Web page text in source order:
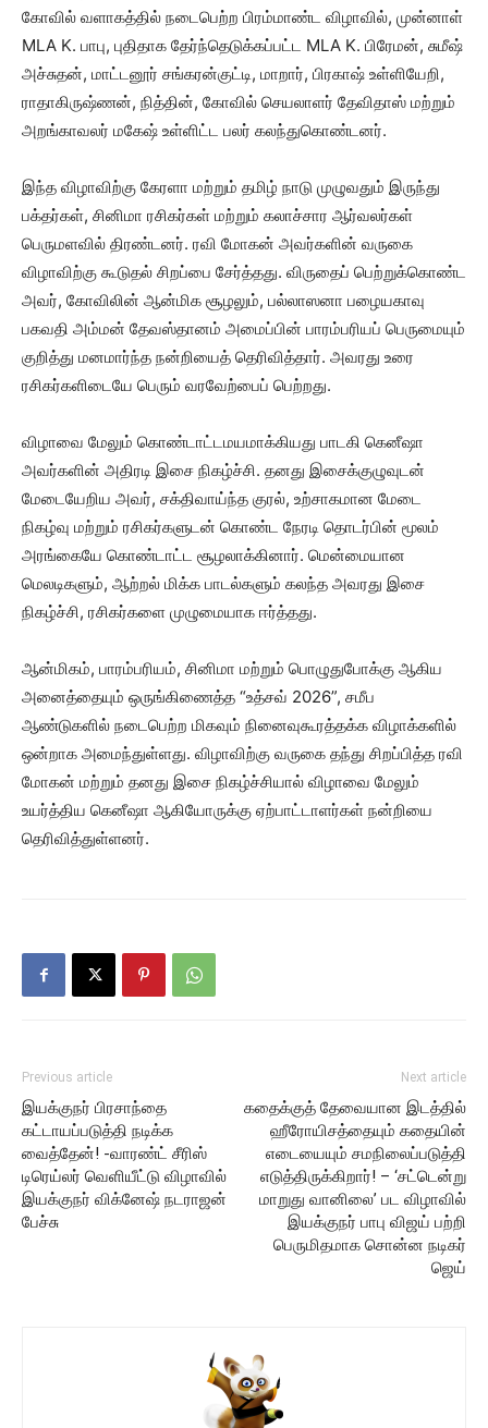
கோவில் வளாகத்தில் நடைபெற்ற பிரம்மாண்ட விழாவில், முன்னாள்
MLA K. பாபு, புதிதாக தேர்ந்தெடுக்கப்பட்ட MLA K. பிரேமன், சுமீஷ்
அச்சுதன், மாட்டனூர் சங்கரன்குட்டி, மாறார், பிரகாஷ் உள்ளியேறி,
ராதாகிருஷ்ணன், நித்தின், கோவில் செயலாளர் தேவிதாஸ் மற்றும்
அறங்காவலர் மகேஷ் உள்ளிட்ட பலர் கலந்துகொண்டனர்.
இந்த விழாவிற்கு கேரளா மற்றும் தமிழ் நாடு முழுவதும் இருந்து
பக்தர்கள், சினிமா ரசிகர்கள் மற்றும் கலாச்சார ஆர்வலர்கள்
பெருமளவில் திரண்டனர். ரவி மோகன் அவர்களின் வருகை
விழாவிற்கு கூடுதல் சிறப்பை சேர்த்தது. விருதைப் பெற்றுக்கொண்ட
அவர், கோவிலின் ஆன்மிக சூழலும், பல்லாஸனா பழையகாவு
பகவதி அம்மன் தேவஸ்தானம் அமைப்பின் பாரம்பரியப் பெருமையும்
குறித்து மனமார்ந்த நன்றியைத் தெரிவித்தார். அவரது உரை
ரசிகர்களிடையே பெரும் வரவேற்பைப் பெற்றது.
விழாவை மேலும் கொண்டாட்டமயமாக்கியது பாடகி கெனீஷா
அவர்களின் அதிரடி இசை நிகழ்ச்சி. தனது இசைக்குழுவுடன்
மேடையேறிய அவர், சக்திவாய்ந்த குரல், உற்சாகமான மேடை
நிகழ்வு மற்றும் ரசிகர்களுடன் கொண்ட நேரடி தொடர்பின் மூலம்
அரங்கையே கொண்டாட்ட சூழலாக்கினார். மென்மையான
மெலடிகளும், ஆற்றல் மிக்க பாடல்களும் கலந்த அவரது இசை
நிகழ்ச்சி, ரசிகர்களை முழுமையாக ஈர்த்தது.
ஆன்மிகம், பாரம்பரியம், சினிமா மற்றும் பொழுதுபோக்கு ஆகிய
அனைத்தையும் ஒருங்கிணைத்த “உத்சவ் 2026”, சமீப
ஆண்டுகளில் நடைபெற்ற மிகவும் நினைவுகூரத்தக்க விழாக்களில்
ஒன்றாக அமைந்துள்ளது. விழாவிற்கு வருகை தந்து சிறப்பித்த ரவி
மோகன் மற்றும் தனது இசை நிகழ்ச்சியால் விழாவை மேலும்
உயர்த்திய கெனீஷா ஆகியோருக்கு ஏற்பாட்டாளர்கள் நன்றியை
தெரிவித்துள்ளனர்.
Previous article
இயக்குநர் பிரசாந்தை
கட்டாயப்படுத்தி நடிக்க
வைத்தேன்! -வாரண்ட் சீரிஸ்
டிரெய்லர் வெளியீட்டு விழாவில்
இயக்குநர் விக்னேஷ் நடராஜன்
பேச்சு
Next article
கதைக்குத் தேவையான இடத்தில்
ஹீரோயிசத்தையும் கதையின்
எடையையும் சமநிலைப்படுத்தி
எடுத்திருக்கிறார்! – ‘சட்டென்று
மாறுது வானிலை’ பட விழாவில்
இயக்குநர் பாபு விஜய் பற்றி
பெருமிதமாக சொன்ன நடிகர்
ஜெய்